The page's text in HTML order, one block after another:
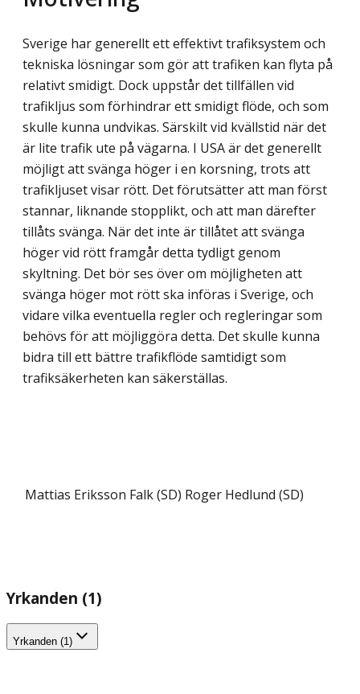
Sverige har generellt ett effektivt trafiksystem och
tekniska lösningar som gör att trafiken kan flyta på
relativt smidigt. Dock uppstår det tillfällen vid
trafikljus som förhindrar ett smidigt flöde, och som
skulle kunna undvikas. Särskilt vid kvällstid när det
är lite trafik ute på vägarna. I USA är det generellt
möjligt att svänga höger i en korsning, trots att
trafikljuset visar rött. Det förutsätter att man först
stannar, liknande stopplikt, och att man därefter
tillåts svänga. När det inte är tillåtet att svänga
höger vid rött framgår detta tydligt genom
skyltning. Det bör ses över om möjligheten att
svänga höger mot rött ska införas i Sverige, och
vidare vilka eventuella regler och regleringar som
behövs för att möjliggöra detta. Det skulle kunna
bidra till ett bättre trafikflöde samtidigt som
trafiksäkerheten kan säkerställas.
Mattias Eriksson Falk (SD) Roger Hedlund (SD)
Yrkanden (1)
Yrkanden (1)